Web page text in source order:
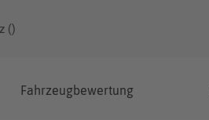
()
Fahrzeugbewertung